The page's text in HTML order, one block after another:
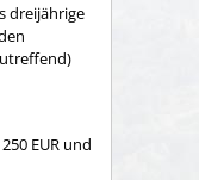
dreijährige
EUR und